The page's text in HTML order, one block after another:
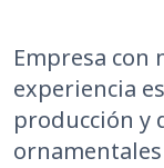
Empresa con
experiencia
producción y